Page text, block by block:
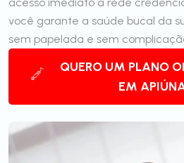
você garante a saúde bucal da
sem papelada e sem
QUERO UM PLANO
EM